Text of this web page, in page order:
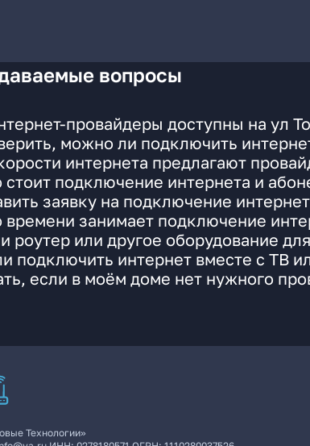
вопросы
провайдеры доступны на ул
можно ли подключить
интернета предлагают
подключение интернета и
заявку на подключение
времени занимает подключение
роутер или другое оборудование
подключить интернет вместе с ТВ
если в моём доме нет нужного
Технологии»